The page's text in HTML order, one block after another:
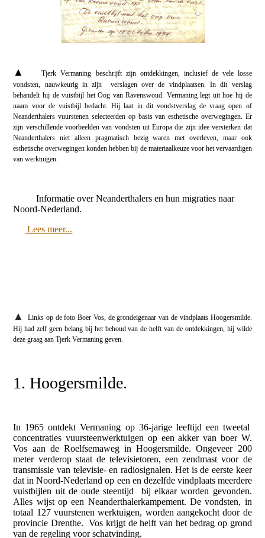
▲
Tjerk Vermaning beschrijft zijn ontdekkingen, inclusief de vele losse
vondsten, nauwkeurig in zijn verslagen over de vindplaatsen. In dit verslag
behandelt hij de vuistbijl het Oog van Ravenswoud. Vermaning legt uit hoe hij de
naam voor de vuistbijl bedacht. Hij laat in dit vondstverslag de vraag open of
Neanderthalers vuurstenen selecteerden op basis van esthetische overwegingen. Er
zijn verschillende voorbeelden van vondsten uit Europa die zijn idee versterken dat
Neanderthalers niet alleen pragmatisch bezig waren met overleven, maar ook
esthetische overwegingen konden hebben bij de materiaalkeuze voor het vervaardigen
van werktuigen.
Informatie over Neanderthalers en hun migraties naar
Noord-Nederland.
Lees meer...
▲
Links op de foto Boer Vos, de grondeigenaar van de vindplaats Hoogersmilde.
Hij had zelf geen belang bij het behoud van de helft van de ontdekkingen, hij wilde
deze graag aan Tjerk Vermaning geven.
1. Hoogersmilde.
In 1965 ontdekt Vermaning op 36-jarige leeftijd een tweetal
concentraties vuursteenwerktuigen op een akker van boer W.
Vos aan de Roelfsemaweg in Hoogersmilde. Ongeveer 200
meter verderop staat de televisietoren, een zendmast voor de
transmissie van televisie- en radiosignalen. Het is de eerste keer
dat in Noord-Nederland op een en dezelfde vindplaats meerdere
vuistbijlen uit de oude steentijd bij elkaar worden gevonden.
Alles wijst op een Neanderthalerkampement. De vondsten, in
totaal 127 vuurstenen werktuigen, worden aangekocht door de
provincie Drenthe. Vos krijgt de helft van het bedrag op grond
van de regeling voor schatvinding.